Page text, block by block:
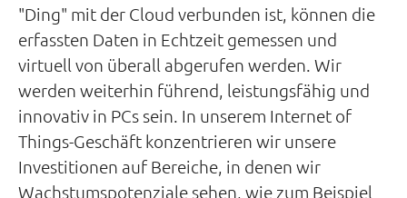
"Ding" mit der Cloud verbunden ist, können die
erfassten Daten in Echtzeit gemessen und
virtuell von überall abgerufen werden. Wir
werden weiterhin führend, leistungsfähig und
innovativ in PCs sein. In unserem Internet of
Things-Geschäft konzentrieren wir unsere
Investitionen auf Bereiche, in denen wir
Wachstumspotenziale sehen, wie zum Beispiel